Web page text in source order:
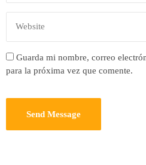
Guarda mi nombre, correo
para la próxima vez que comente.